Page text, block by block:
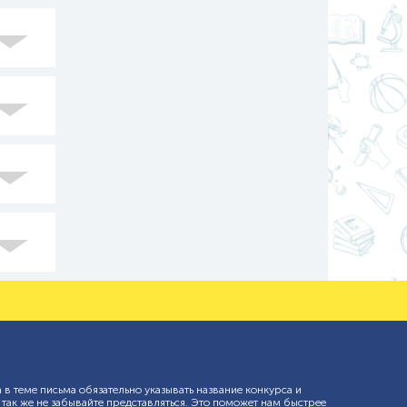
теме письма обязательно указывать название конкурса и
же не забывайте представляться. Это поможет нам быстрее